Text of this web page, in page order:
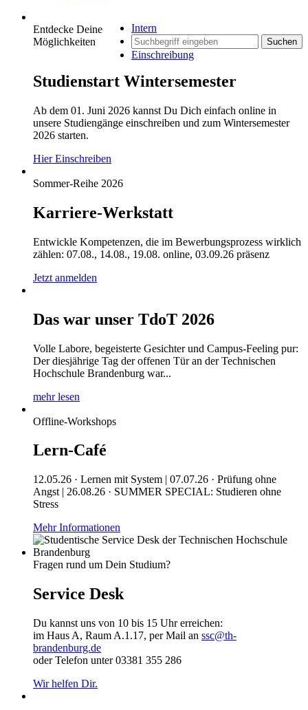
Intern
Suchen
Einschreibung
Entdecke Deine
Möglichkeiten
Studienstart Wintersemester
Ab dem 01. Juni 2026 kannst Du Dich einfach online in
unsere Studiengänge einschreiben und zum Wintersemester
2026 starten.
Hier Einschreiben
Sommer-Reihe 2026
Karriere-Werkstatt
Entwickle Kompetenzen, die im Bewerbungsprozess wirklich
zählen: 07.08., 14.08., 19.08. online, 03.09.26 präsenz
Jetzt anmelden
Das war unser TdoT 2026
Volle Labore, begeisterte Gesichter und Campus-Feeling pur:
Der diesjährige Tag der offenen Tür an der Technischen
Hochschule Brandenburg war...
mehr lesen
Offline-Workshops
Lern-Café
12.05.26 · Lernen mit System | 07.07.26 · Prüfung ohne
Angst | 26.08.26 · SUMMER SPECIAL: Studieren ohne
Stress
Mehr Informationen
Fragen rund um Dein Studium?
Service Desk
Du kannst uns von 10 bis 15 Uhr erreichen:
im Haus A, Raum A.1.17, per Mail an ssc@th-
brandenburg.de
oder Telefon unter 03381 355 286
Wir helfen Dir.